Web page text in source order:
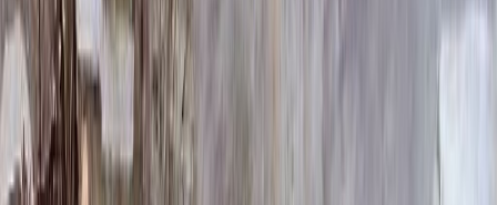
Без установки
Бесплатно
Ниша
2 000 ₽
Быстрый заказ
Описание
Технические характеристики
Доставка и оплата